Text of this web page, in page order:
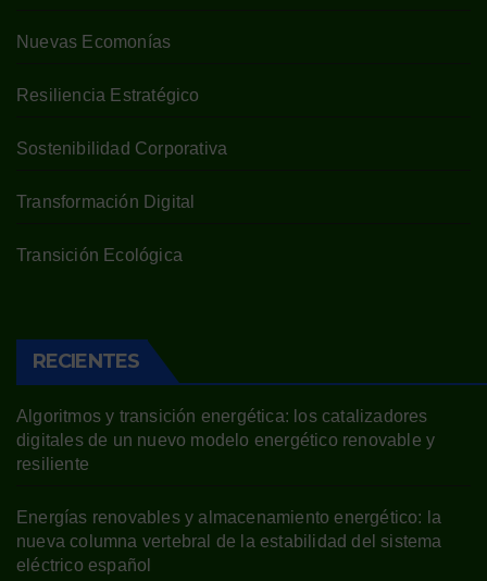
Nuevas Ecomonías
Resiliencia Estratégico
Sostenibilidad Corporativa
Transformación Digital
Transición Ecológica
RECIENTES
Algoritmos y transición energética: los catalizadores
digitales de un nuevo modelo energético renovable y
resiliente
Energías renovables y almacenamiento energético: la
nueva columna vertebral de la estabilidad del sistema
eléctrico español